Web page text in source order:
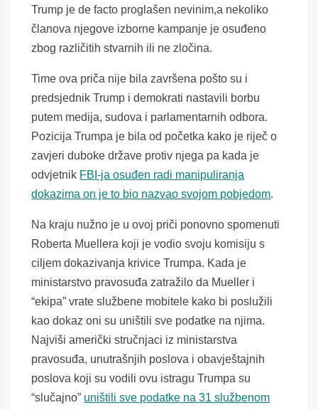
Trump je de facto proglašen nevinim,a nekoliko
članova njegove izborne kampanje je osuđeno
zbog različitih stvarnih ili ne zločina.
Time ova priča nije bila završena pošto su i
predsjednik Trump i demokrati nastavili borbu
putem medija, sudova i parlamentarnih odbora.
Pozicija Trumpa je bila od početka kako je riječ o
zavjeri duboke države protiv njega pa kada je
odvjetnik FBI-ja osuđen radi manipuliranja
dokazima on je to bio nazvao svojom pobjedom.
Na kraju nužno je u ovoj priči ponovno spomenuti
Roberta Muellera koji je vodio svoju komisiju s
ciljem dokazivanja krivice Trumpa. Kada je
ministarstvo pravosuđa zatražilo da Mueller i
“ekipa” vrate službene mobitele kako bi poslužili
kao dokaz oni su uništili sve podatke na njima.
Najviši američki stručnjaci iz ministarstva
pravosuđa, unutrašnjih poslova i obavještajnih
poslova koji su vodili ovu istragu Trumpa su
“slučajno” uništili sve podatke na 31 službenom